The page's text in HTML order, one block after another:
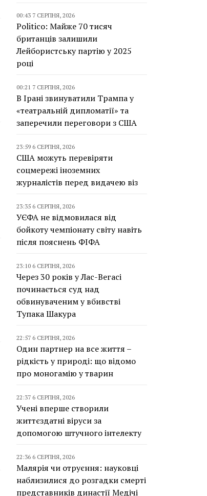
00:43 7 СЕРПНЯ, 2026
Politico: Майже 70 тисяч
британців залишили
Лейбористську партію у 2025
році
00:21 7 СЕРПНЯ, 2026
В Ірані звинуватили Трампа у
«театральній дипломатії» та
заперечили переговори з США
23:59 6 СЕРПНЯ, 2026
США можуть перевіряти
соцмережі іноземних
журналістів перед видачею віз
23:35 6 СЕРПНЯ, 2026
УЄФА не відмовилася від
бойкоту чемпіонату світу навіть
після пояснень ФІФА
23:10 6 СЕРПНЯ, 2026
Через 30 років у Лас-Вегасі
починається суд над
обвинуваченим у вбивстві
Тупака Шакура
22:57 6 СЕРПНЯ, 2026
Один партнер на все життя –
рідкість у природі: що відомо
про моногамію у тварин
22:37 6 СЕРПНЯ, 2026
Учені вперше створили
життєздатні віруси за
допомогою штучного інтелекту
22:36 6 СЕРПНЯ, 2026
Малярія чи отруєння: науковці
наблизилися до розгадки смерті
представників династії Медічі